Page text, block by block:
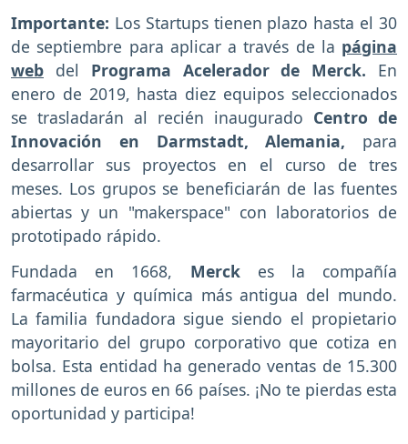
Importante: Los Startups tienen plazo hasta el 30
de septiembre para aplicar a través de la página
web del Programa Acelerador de Merck. En
enero de 2019, hasta diez equipos seleccionados
se trasladarán al recién inaugurado Centro de
Innovación en Darmstadt, Alemania, para
desarrollar sus proyectos en el curso de tres
meses. Los grupos se beneficiarán de las fuentes
abiertas y un "makerspace" con laboratorios de
prototipado rápido.
Fundada en 1668, Merck es la compañía
farmacéutica y química más antigua del mundo.
La familia fundadora sigue siendo el propietario
mayoritario del grupo corporativo que cotiza en
bolsa. Esta entidad ha generado ventas de 15.300
millones de euros en 66 países. ¡No te pierdas esta
oportunidad y participa!